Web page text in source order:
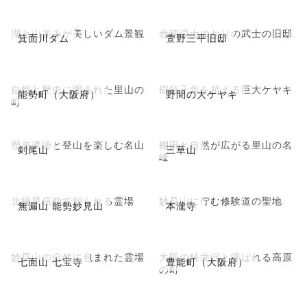
箕面川ダム
湖と山並みが美しいダム景観 萱野三平旧邸
赤穂浪士ゆかりの武士の旧邸
能勢町（大阪府）
自然と歴史に囲まれた里山の
町
野間の大ケヤキ
樹齢千年を超える巨大ケヤキ
剣尾山
歴史遺跡と登山を楽しむ名山 三草山
棚田と自然が広がる里山の名
峰
無漏山 能勢妙見山
北極星信仰で知られる霊場 本瀧寺
妙見山に佇む修験道の聖地
七面山 七宝寺
妙見山の自然に包まれた霊場 豊能町（大阪府）
大阪の軽井沢と呼ばれる高原
の町